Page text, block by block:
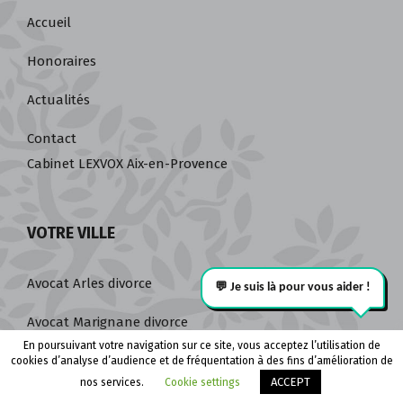
Actualités
Cabinet LEXVOX Aix-en-Provence
Avocat Arles divorce
Avocat Marignane divorce
En poursuivant votre navigation sur ce site, vous acceptez l’utilisation de
cookies d’analyse d’audience et de fréquentation à des fins d’amélioration de
nos services.
Cookie settings ACCEPT
Appeler le cabinet Être rappelé